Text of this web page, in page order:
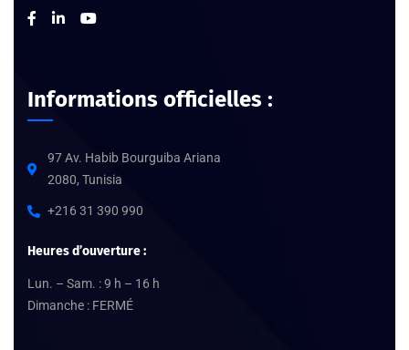
Informations officielles :
97 Av. Habib Bourguiba Ariana
2080, Tunisia
+216 31 390 990
Heures d’ouverture :
Lun. – Sam. : 9 h – 16 h
Dimanche : FERMÉ